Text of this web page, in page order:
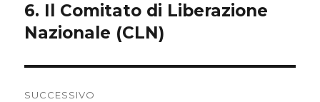
6. Il Comitato di Liberazione
Nazionale (CLN)
SUCCESSIVO